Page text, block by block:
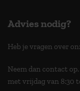
Advies nodig?
Heb je vragen over
Neem dan contact
met vrijdag van 8:30